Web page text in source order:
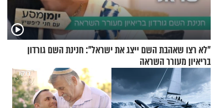
"לא רצו שאהבת השם ייצג את ישראל": חנינת השם גורדון
בריאיון מעורר השראה